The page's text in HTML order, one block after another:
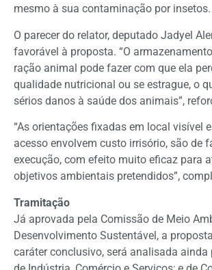
mesmo à sua contaminação por insetos.
O parecer do relator, deputado Jadyel
favorável à proposta. “O
ração animal pode fazer com que ela
qualidade nutricional ou se estrague, o
sérios danos à saúde dos animais”,
“As orientações fixadas em local visível
acesso envolvem custo irrisório, são de
execução, com efeito muito eficaz para
objetivos ambientais pretendidos”,
Tramitação
Já aprovada pela Comissão de Meio
Desenvolvimento Sustentável, a
caráter conclusivo, será analisada